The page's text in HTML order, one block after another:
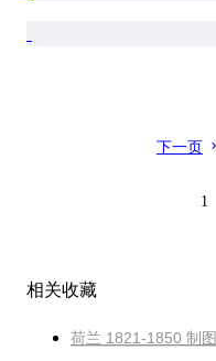
下一页
1
相关收藏
荷兰 1821-1850 制图